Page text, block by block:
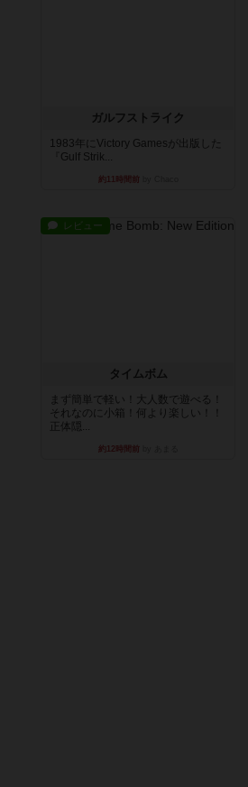
ガルフストライク
1983年にVictory Gamesが出版した
『Gulf Strik...
約11時間前
レビュー
タイムボム
まず簡単で軽い！大人数で遊べる！
それなのに小箱！何より楽しい！！
正体隠...
約12時間前